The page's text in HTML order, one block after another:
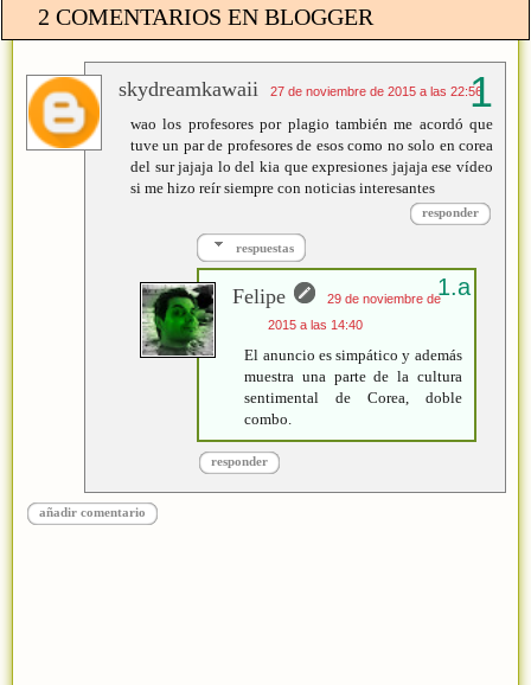
2 COMENTARIOS EN BLOGGER
skydreamkawaii 27 de noviembre de 2015 a las 22:56
wao los profesores por plagio también me acordó que
tuve un par de profesores de esos como no solo en corea
del sur jajaja lo del kia que expresiones jajaja ese vídeo
si me hizo reír siempre con noticias interesantes
responder
respuestas
Felipe
29 de noviembre de
2015 a las 14:40
El anuncio es simpático y además
muestra una parte de la cultura
sentimental de Corea, doble
combo.
responder
añadir comentario